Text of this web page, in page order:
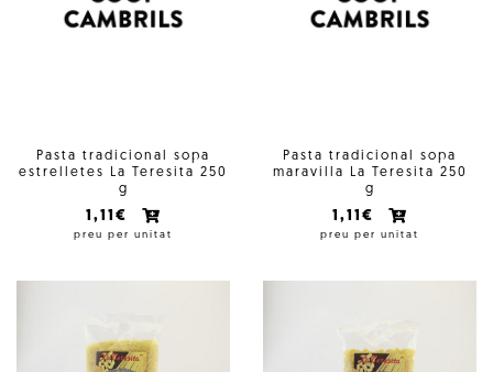
Pasta tradicional sopa
estrelletes La Teresita 250
g
1,11€
preu per unitat
Pasta tradicional sopa
maravilla La Teresita 250
g
1,11€
preu per unitat